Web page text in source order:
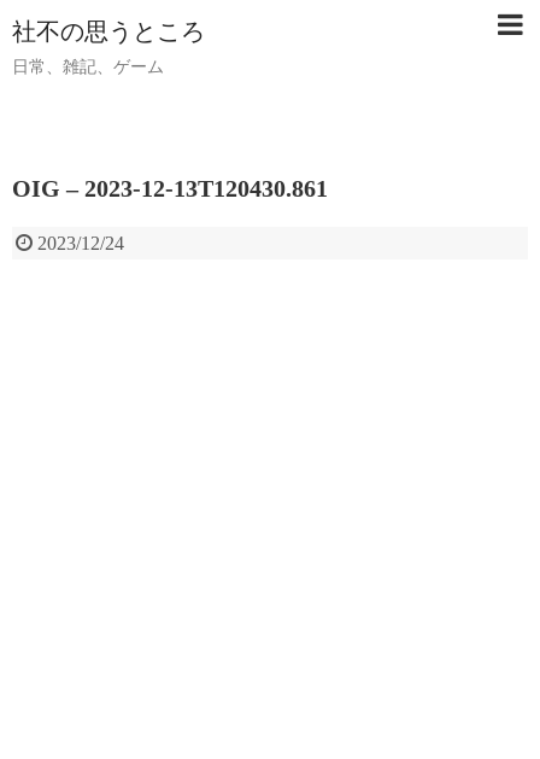
社不の思うところ
日常、雑記、ゲーム
OIG – 2023-12-13T120430.861
2023/12/24